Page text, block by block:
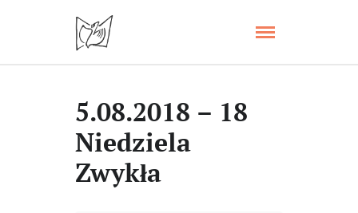
5.08.2018 – 18
Niedziela
Zwykła